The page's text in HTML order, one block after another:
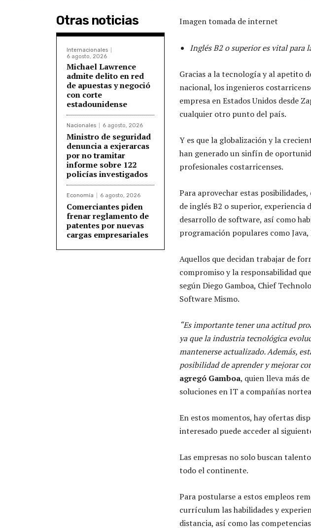
Otras noticias
Internacionales
6 agosto, 2026
Michael Lawrence
admite delito en red
de apuestas y negoció
con corte
estadounidense
Nacionales 6 agosto, 2026
Ministro de seguridad
denuncia a exjerarcas
por no tramitar
informe sobre 122
policías investigados
Economía 6 agosto, 2026
Comerciantes piden
frenar reglamento de
patentes por nuevas
cargas empresariales
Imagen tomada de internet
Inglés B2 o superior es vital para
Gracias a la tecnología y al apetito
nacional, los ingenieros
empresa en Estados Unidos desde
cualquier otro punto del país.
Y es que la globalización y la
han generado un sinfín de
profesionales costarricenses.
Para aprovechar estas
de inglés B2 o superior,
desarrollo de software, así como
programación populares como
Aquellos que decidan trabajar de
compromiso y la responsabilidad
según Diego Gamboa, Chief
Software Mismo.
“Es importante tener una actitud
ya que la industria tecnológica
mantenerse actualizado. Además,
posibilidad de aprender y mejorar
agregó Gamboa, quien lleva más
soluciones en IT a compañías
En estos momentos, hay ofertas
interesado puede acceder al
Las empresas no solo buscan
todo el continente.
Para postularse a estos empleos
currículum las habilidades y
distancia, así como las